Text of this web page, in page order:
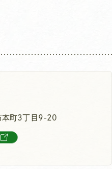
町3丁目9-20